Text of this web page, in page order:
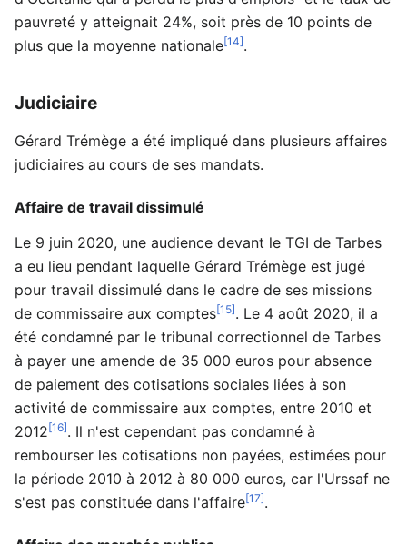
pauvreté y atteignait 24%, soit près de 10 points de
plus que la moyenne nationale[14].
Judiciaire
Gérard Trémège a été impliqué dans plusieurs affaires
judiciaires au cours de ses mandats.
Affaire de travail dissimulé
Le 9 juin 2020, une audience devant le TGI de Tarbes
a eu lieu pendant laquelle Gérard Trémège est jugé
pour travail dissimulé dans le cadre de ses missions
de commissaire aux comptes[15]. Le 4 août 2020, il a
été condamné par le tribunal correctionnel de Tarbes
à payer une amende de 35 000 euros pour absence
de paiement des cotisations sociales liées à son
activité de commissaire aux comptes, entre 2010 et
2012[16]. Il n'est cependant pas condamné à
rembourser les cotisations non payées, estimées pour
la période 2010 à 2012 à 80 000 euros, car l'Urssaf ne
s'est pas constituée dans l'affaire[17].